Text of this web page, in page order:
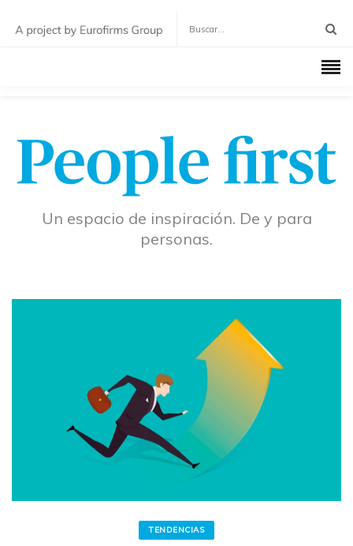
Un espacio de inspiración. De y para
personas.
TENDENCIAS